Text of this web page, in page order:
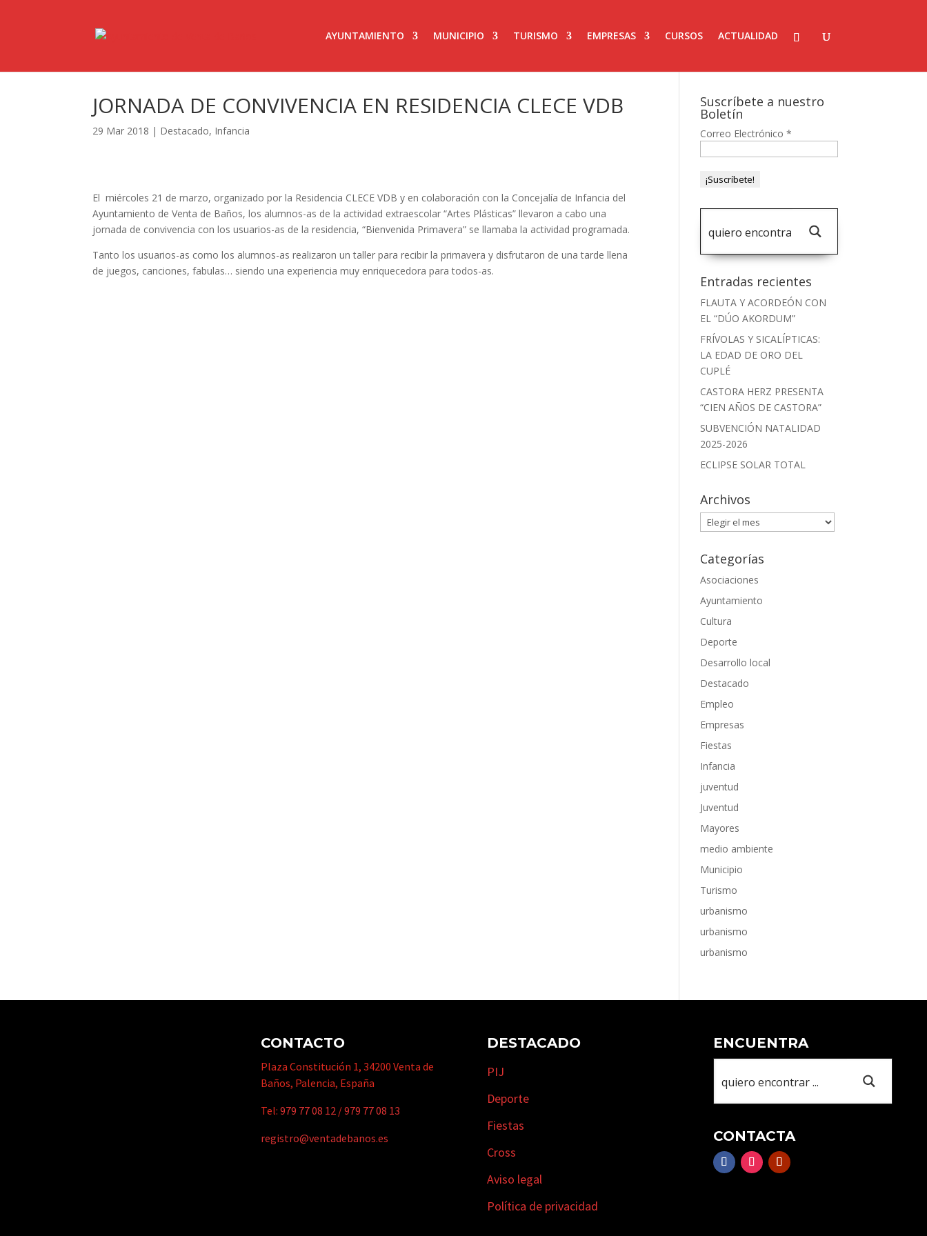
AYUNTAMIENTO MUNICIPIO TURISMO EMPRESAS CURSOS ACTUALIDAD
JORNADA DE CONVIVENCIA EN RESIDENCIA CLECE VDB
29 Mar 2018 | Destacado, Infancia
El miércoles 21 de marzo, organizado por la Residencia CLECE VDB y en colaboración con la Concejalía de Infancia del
Ayuntamiento de Venta de Baños, los alumnos-as de la actividad extraescolar “Artes Plásticas” llevaron a cabo una
jornada de convivencia con los usuarios-as de la residencia, “Bienvenida Primavera” se llamaba la actividad programada.
Tanto los usuarios-as como los alumnos-as realizaron un taller para recibir la primavera y disfrutaron de una tarde llena
de juegos, canciones, fabulas… siendo una experiencia muy enriquecedora para todos-as.
Suscríbete a nuestro
Boletín
Correo Electrónico*
Entradas recientes
FLAUTA Y ACORDEÓN CON
EL “DÚO AKORDUM”
FRÍVOLAS Y SICALÍPTICAS:
LA EDAD DE ORO DEL
CUPLÉ
CASTORA HERZ PRESENTA
“CIEN AÑOS DE CASTORA”
SUBVENCIÓN NATALIDAD
2025-2026
ECLIPSE SOLAR TOTAL
Archivos
Archivos
Categorías
Asociaciones
Ayuntamiento
Cultura
Deporte
Desarrollo local
Destacado
Empleo
Empresas
Fiestas
Infancia
juventud
Juventud
Mayores
medio ambiente
Municipio
Turismo
urbanismo
urbanismo
urbanismo
CONTACTO
Plaza Constitución 1, 34200 Venta de
Baños, Palencia, España
Tel:979 77 08 12 /979 77 08 13
registro@ventadebanos.es
DESTACADO
PIJ
Deporte
Fiestas
Cross
Aviso legal
Política de privacidad
ENCUENTRA
CONTACTA